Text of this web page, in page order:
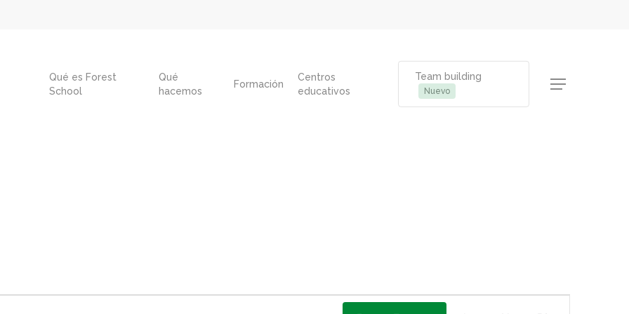
Qué es Forest
School
Qué
hacemos
Formación
Centros
educativos
Team building
Nuevo
Menu